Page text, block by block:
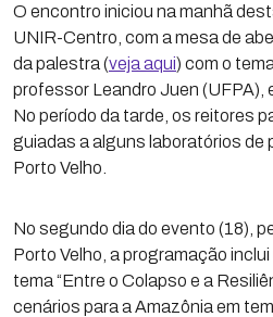
O encontro iniciou na manhã
UNIR-Centro, com a mesa de
da palestra (veja aqui) com o
professor Leandro Juen (UFPA),
No período da tarde, os reitores
guiadas a alguns laboratórios de
Porto Velho.
No segundo dia do evento (18),
Porto Velho, a programação
tema “Entre o Colapso e a
cenários para a Amazônia em